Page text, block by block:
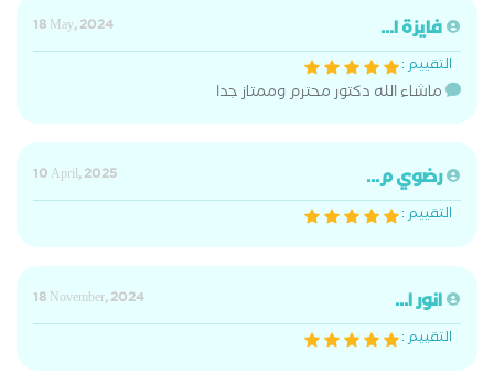
فايزة ا...
18 May, 2024
التقييم :
ماشاء الله دكتور محترم وممتاز جدا
رضوي م...
10 April, 2025
التقييم :
انور ا...
18 November, 2024
التقييم :